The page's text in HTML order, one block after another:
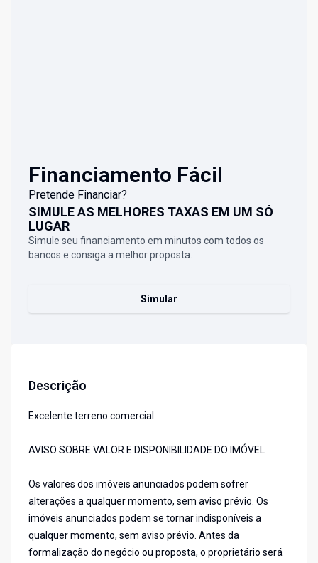
Financiamento Fácil
Pretende Financiar?
SIMULE AS MELHORES TAXAS EM UM SÓ
LUGAR
Simule seu financiamento em minutos com todos os
bancos e consiga a melhor proposta.
Simular
Descrição
Excelente terreno comercial
AVISO SOBRE VALOR E DISPONIBILIDADE DO IMÓVEL
Os valores dos imóveis anunciados podem sofrer
alterações a qualquer momento, sem aviso prévio. Os
imóveis anunciados podem se tornar indisponíveis a
qualquer momento, sem aviso prévio. Antes da
formalização do negócio ou proposta, o proprietário será